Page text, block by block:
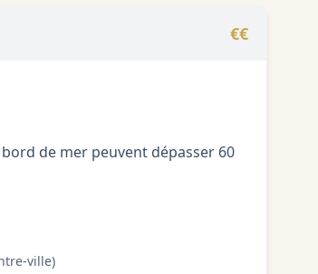
€€
de mer peuvent dépasser 60
ville)